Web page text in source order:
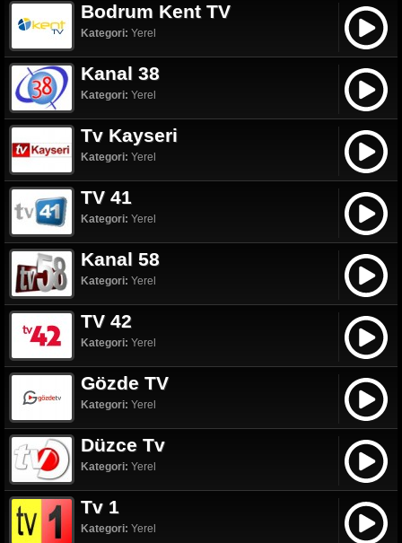
Bodrum Kent TV
Kategori: Yerel
Kanal 38
Kategori: Yerel
Tv Kayseri
Kategori: Yerel
TV 41
Kategori: Yerel
Kanal 58
Kategori: Yerel
TV 42
Kategori: Yerel
Gözde TV
Kategori: Yerel
Düzce Tv
Kategori: Yerel
Tv 1
Kategori: Yerel